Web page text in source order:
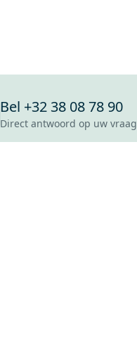
Bel +32 38 08 78 90
Direct antwoord op uw vraag